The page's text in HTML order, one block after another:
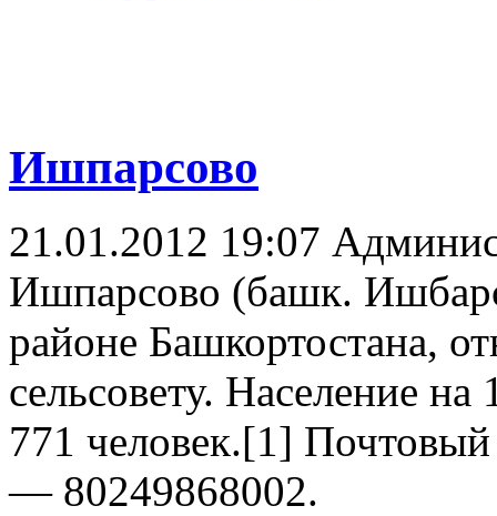
Ишпарсово
21.01.2012 19:07
Ишпарсово (башк.
районе Башкортостана,
сельсовету. Население на
771 человек.[1]
— 80249868002.